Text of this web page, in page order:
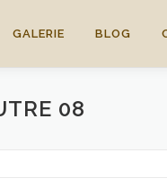
GALERIE BLOG
08